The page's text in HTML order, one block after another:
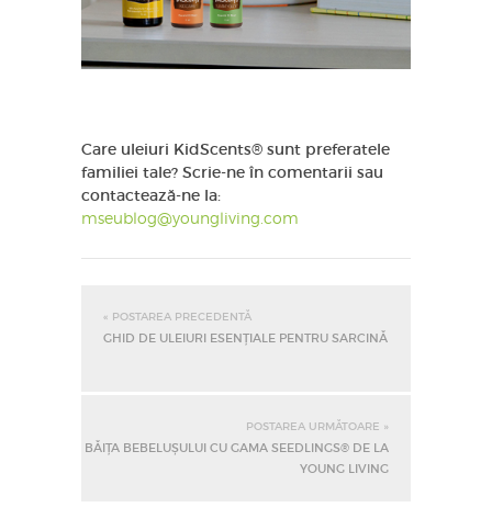
Care uleiuri KidScents® sunt preferatele
familiei tale? Scrie-ne în comentarii sau
contactează-ne la:
mseublog@youngliving.com
« POSTAREA PRECEDENTĂ
GHID DE ULEIURI ESENȚIALE PENTRU SARCINĂ
POSTAREA URMĂTOARE »
BĂIȚA BEBELUȘULUI CU GAMA SEEDLINGS® DE LA
YOUNG LIVING